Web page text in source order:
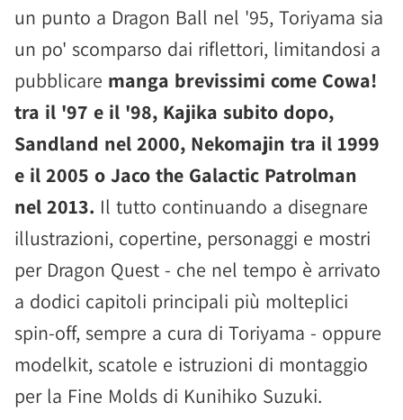
un punto a Dragon Ball nel '95, Toriyama sia
un po' scomparso dai riflettori, limitandosi a
pubblicare manga brevissimi come Cowa!
tra il '97 e il '98, Kajika subito dopo,
Sandland nel 2000, Nekomajin tra il 1999
e il 2005 o Jaco the Galactic Patrolman
nel 2013. Il tutto continuando a disegnare
illustrazioni, copertine, personaggi e mostri
per Dragon Quest - che nel tempo è arrivato
a dodici capitoli principali più molteplici
spin-off, sempre a cura di Toriyama - oppure
modelkit, scatole e istruzioni di montaggio
per la Fine Molds di Kunihiko Suzuki.